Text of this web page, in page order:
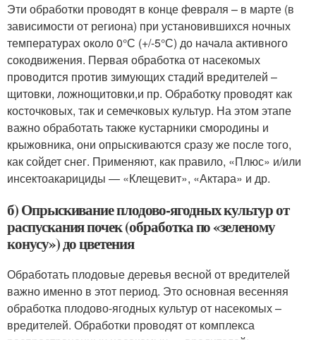
Эти обработки проводят в конце февраля – в марте (в
зависимости от региона) при установившихся ночных
температурах около 0°С (+/-5°С) до начала активного
сокодвижения. Первая обработка от насекомых
проводится против зимующих стадий вредителей –
щитовки, ложнощитовки,и пр. Обработку проводят как
косточковых, так и семечковых культур. На этом этапе
важно обработать также кустарники смородины и
крыжовника, они опрыскиваются сразу же после того,
как сойдет снег. Применяют, как правило, «Плюс» и/или
инсектоакарициды — «Клещевит», «Актара» и др.
б) Опрыскивание плодово-ягодных культур от
распускания почек (обработка по «зеленому
конусу») до цветения
Обработать плодовые деревья весной от вредителей
важно именно в этот период. Это основная весенняя
обработка плодово-ягодных культур от насекомых –
вредителей. Обработки проводят от комплекса